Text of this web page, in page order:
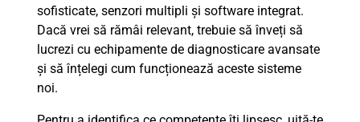
sofisticate, senzori multipli și software integrat.
Dacă vrei să rămâi relevant, trebuie să înveți să
lucrezi cu echipamente de diagnosticare avansate
și să înțelegi cum funcționează aceste sisteme
noi.